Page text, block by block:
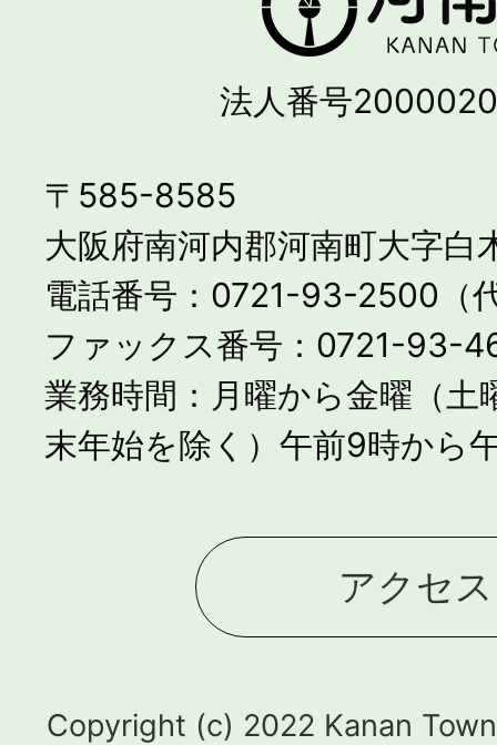
法人番号
〒585-8585
大阪府南河内郡河南町大字白
電話番号：0721-93-2500（
ファックス番号：0721-93-
業務時間：月曜から金曜（土
末年始を除く）午前9時から
アクセス
Copyright (c) 2022 Kanan